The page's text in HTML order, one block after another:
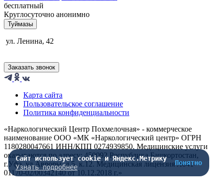
бесплатный
Круглосуточно анонимно
Туймазы
ул. Ленина, 42
Заказать звонок
Карта сайта
Пользовательское соглашение
Политика конфиденциальности
«Наркологический Центр Похмелочная» - коммерческое
наименование ООО «МК «Наркологический центр» ОГРН
1180280047661 ИНН/КПП 0274939850. Медицинские услуги
оказываются по адресу: 450092 Республика Башкортостан,
г.Уфа, ул.Авроры, д.5, к.12. Медицинская лицензия Л041-
01170-02/00342140 от 10.12.2018 г.»
Сайт использует cookie и Яндекс.Метрику
Узнать подробнее
Понятно